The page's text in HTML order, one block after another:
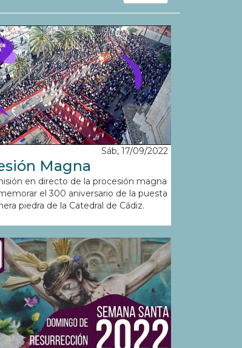
Sáb, 17/09/2022
Magna
en directo de la procesión magna
el 300 aniversario de la puesta
piedra de la Catedral de Cádiz.